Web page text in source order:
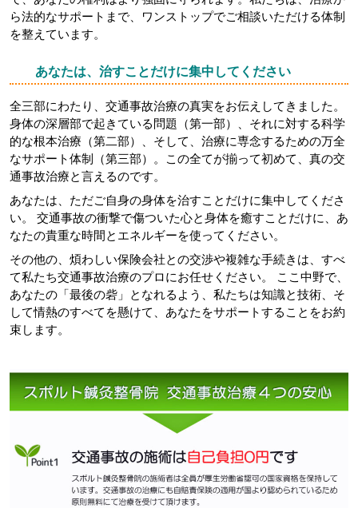
ら法的なサポートまで、ワンストップでご相談いただける体制
を整えています。
あなたは、治すことだけに集中してください
全三部にわたり、交通事故治療の真実をお伝えしてきました。
身体の深層部で起きている問題（第一部）、それに対する科学
的な根本治療（第二部）、そして、治療に専念するための万全
なサポート体制（第三部）。この全てが揃って初めて、真の交
通事故治療と言えるのです。
あなたは、ただご自身の身体を治すことだけに集中してくださ
い。 交通事故の衝撃で傷ついた心と身体を癒すことだけに、あ
なたの貴重な時間とエネルギーを使ってください。
その他の、煩わしい保険会社との交渉や複雑な手続きは、すべ
て私たち交通事故治療のプロにお任せください。 ここ中野で、
あなたの「最後の砦」となれるよう、私たちは知識と技術、そ
して情熱のすべてを懸けて、あなたをサポートすることをお約
束します。